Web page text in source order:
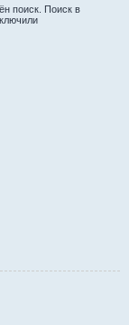
поиск. Поиск в